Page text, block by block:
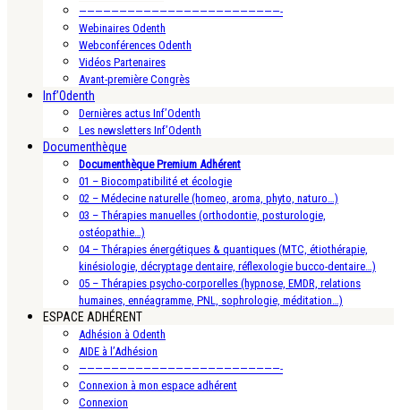
—————————————————————————-
Webinaires Odenth
Webconférences Odenth
Vidéos Partenaires
Avant-première Congrès
Inf’Odenth
Dernières actus Inf’Odenth
Les newsletters Inf’Odenth
Documenthèque
Documenthèque Premium Adhérent
01 – Biocompatibilité et écologie
02 – Médecine naturelle (homeo, aroma, phyto, naturo…)
03 – Thérapies manuelles (orthodontie, posturologie,
ostéopathie…)
04 – Thérapies énergétiques & quantiques (MTC, étiothérapie,
kinésiologie, décryptage dentaire, réflexologie bucco-dentaire…)
05 – Thérapies psycho-corporelles (hypnose, EMDR, relations
humaines, ennéagramme, PNL, sophrologie, méditation…)
ESPACE ADHÉRENT
Adhésion à Odenth
AIDE à l’Adhésion
—————————————————————————-
Connexion à mon espace adhérent
Connexion